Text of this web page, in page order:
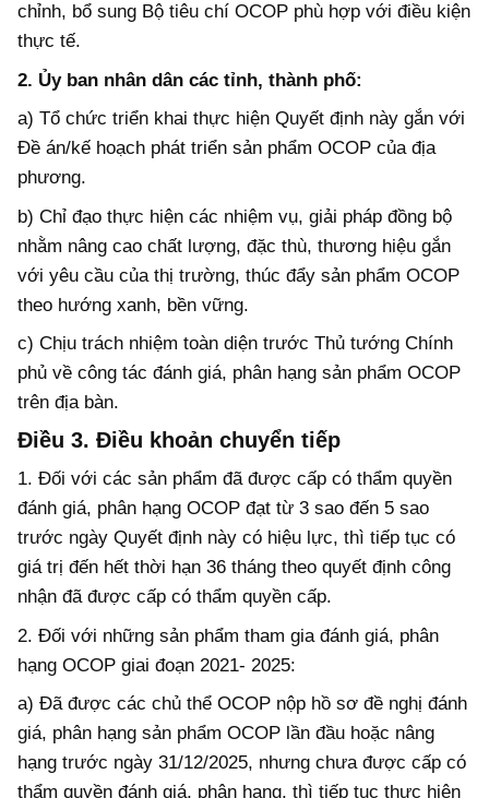
chỉnh, bổ sung Bộ tiêu chí OCOP phù hợp với điều kiện
thực tế.
2. Ủy ban nhân dân các tỉnh, thành phố:
a) Tổ chức triển khai thực hiện Quyết định này gắn với
Đề án/kế hoạch phát triển sản phẩm OCOP của địa
phương.
b) Chỉ đạo thực hiện các nhiệm vụ, giải pháp đồng bộ
nhằm nâng cao chất lượng, đặc thù, thương hiệu gắn
với yêu cầu của thị trường, thúc đẩy sản phẩm OCOP
theo hướng xanh, bền vững.
c) Chịu trách nhiệm toàn diện trước Thủ tướng Chính
phủ về công tác đánh giá, phân hạng sản phẩm OCOP
trên địa bàn.
Điều 3. Điều khoản chuyển tiếp
1. Đối với các sản phẩm đã được cấp có thẩm quyền
đánh giá, phân hạng OCOP đạt từ 3 sao đến 5 sao
trước ngày Quyết định này có hiệu lực, thì tiếp tục có
giá trị đến hết thời hạn 36 tháng theo quyết định công
nhận đã được cấp có thẩm quyền cấp.
2. Đối với những sản phẩm tham gia đánh giá, phân
hạng OCOP giai đoạn 2021- 2025:
a) Đã được các chủ thể OCOP nộp hồ sơ đề nghị đánh
giá, phân hạng sản phẩm OCOP lần đầu hoặc nâng
hạng trước ngày 31/12/2025, nhưng chưa được cấp có
thẩm quyền đánh giá, phân hạng, thì tiếp tục thực hiện